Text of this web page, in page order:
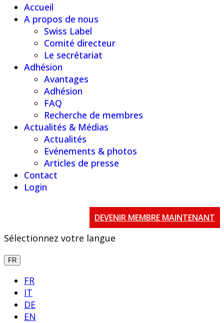
Accueil
A propos de nous
Swiss Label
Comité directeur
Le secrétariat
Adhésion
Avantages
Adhésion
FAQ
Recherche de membres
Actualités & Médias
Actualités
Evénements & photos
Articles de presse
Contact
Login
DEVENIR MEMBRE MAINTENANT
Sélectionnez votre langue
FR
FR
IT
DE
EN